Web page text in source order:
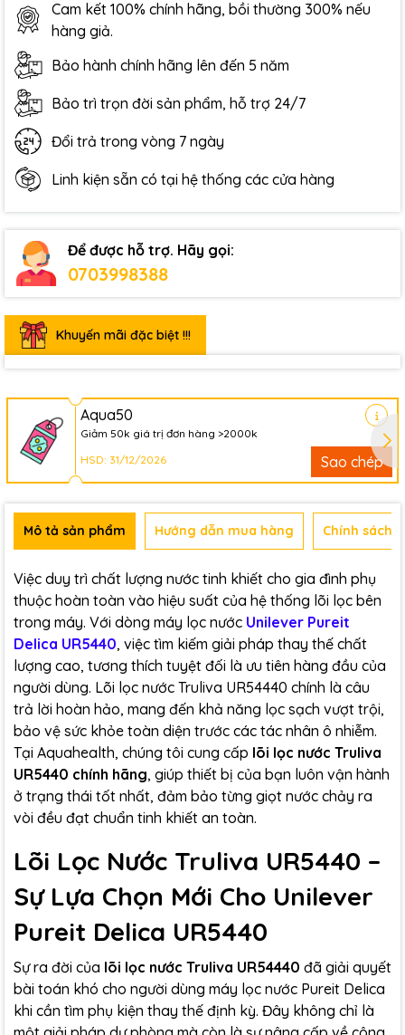
Cam kết 100% chính hãng, bồi thường 300% nếu
hàng giả.
Bảo hành chính hãng lên đến 5 năm
Bảo trì trọn đời sản phẩm, hỗ trợ 24/7
Đổi trả trong vòng 7 ngày
Linh kiện sẵn có tại hệ thống các cửa hàng
Để được hỗ trợ. Hãy gọi:
0703998388
Khuyến mãi đặc biệt !!!
Aqua50
Giảm 50k giá trị đơn hàng >2000k
HSD: 31/12/2026
Sao chép
Mô tả sản phẩm Hướng dẫn mua hàng Chính sách
Việc duy trì chất lượng nước tinh khiết cho gia đình phụ
thuộc hoàn toàn vào hiệu suất của hệ thống lõi lọc bên
trong máy. Với dòng máy lọc nước Unilever Pureit
Delica UR5440, việc tìm kiếm giải pháp thay thế chất
lượng cao, tương thích tuyệt đối là ưu tiên hàng đầu của
người dùng. Lõi lọc nước Truliva UR54440 chính là câu
trả lời hoàn hảo, mang đến khả năng lọc sạch vượt trội,
bảo vệ sức khỏe toàn diện trước các tác nhân ô nhiễm.
Tại Aquahealth, chúng tôi cung cấp lõi lọc nước Truliva
UR5440 chính hãng, giúp thiết bị của bạn luôn vận hành
ở trạng thái tốt nhất, đảm bảo từng giọt nước chảy ra
vòi đều đạt chuẩn tinh khiết an toàn.
Lõi Lọc Nước Truliva UR5440 –
Sự Lựa Chọn Mới Cho Unilever
Pureit Delica UR5440
Sự ra đời của lõi lọc nước Truliva UR54440 đã giải quyết
bài toán khó cho người dùng máy lọc nước Pureit Delica
khi cần tìm phụ kiện thay thế định kỳ. Đây không chỉ là